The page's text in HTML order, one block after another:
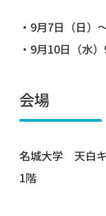
・9月7日（日）
・9月10日（水
会場
名城大学 天白
1階